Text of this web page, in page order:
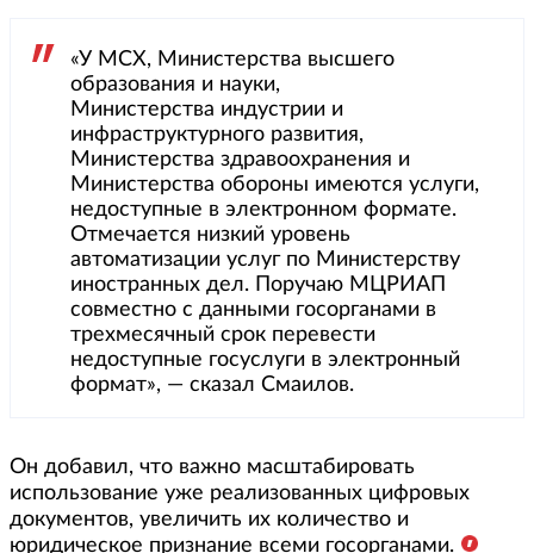
«У МСХ, Министерства высшего
образования и науки,
Министерства индустрии и
инфраструктурного развития,
Министерства здравоохранения и
Министерства обороны имеются услуги,
недоступные в электронном формате.
Отмечается низкий уровень
автоматизации услуг по Министерству
иностранных дел. Поручаю МЦРИАП
совместно с данными госорганами в
трехмесячный срок перевести
недоступные госуслуги в электронный
формат», — сказал Смаилов.
Он добавил, что важно масштабировать
использование уже реализованных цифровых
документов, увеличить их количество и
юридическое признание всеми госорганами.